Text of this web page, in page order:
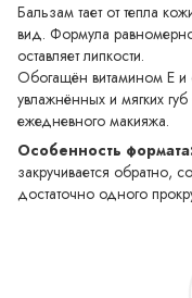
Бальзам тает от тепла
вид. Формула
оставляет липкости.
Обогащён витамином Е
увлажнённых и мягких
ежедневного макияжа.
Особенность
закручивается обратно,
достаточно одного